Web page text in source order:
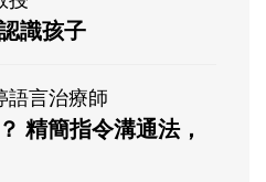
識孩子
語言治療師
精簡指令溝通法，